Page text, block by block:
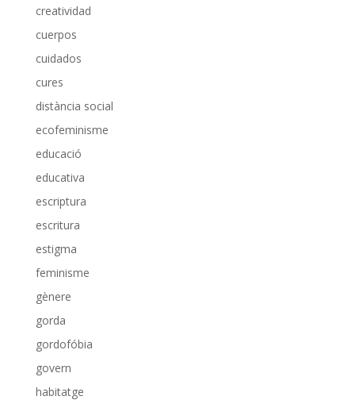
creatividad
cuerpos
cuidados
cures
distància social
ecofeminisme
educació
educativa
escriptura
escritura
estigma
feminisme
gènere
gorda
gordofóbia
govern
habitatge